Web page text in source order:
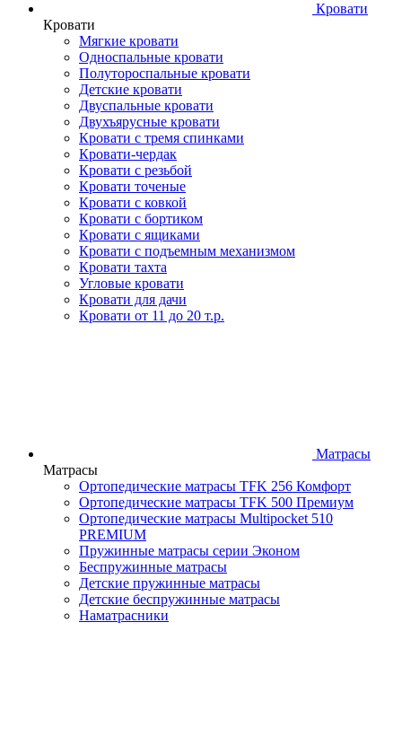
Кровати
Кровати
Мягкие кровати
Односпальные кровати
Полутороспальные кровати
Детские кровати
Двуспальные кровати
Двухъярусные кровати
Кровати с тремя спинками
Кровати-чердак
Кровати с резьбой
Кровати точеные
Кровати с ковкой
Кровати с бортиком
Кровати с ящиками
Кровати с подъемным механизмом
Кровати тахта
Угловые кровати
Кровати для дачи
Кровати от 11 до 20 т.р.
Матрасы
Матрасы
Ортопедические матрасы TFK 256 Комфорт
Ортопедические матрасы TFK 500 Премиум
Ортопедические матрасы Multipocket 510
PREMIUM
Пружинные матрасы серии Эконом
Беспружинные матрасы
Детские пружинные матрасы
Детские беспружинные матрасы
Наматрасники